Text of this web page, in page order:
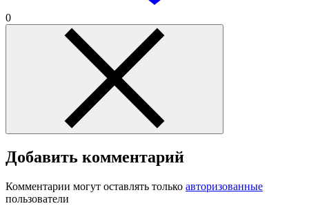
0
Добавить комментарий
Комментарии могут оставлять только авторизованные
пользователи